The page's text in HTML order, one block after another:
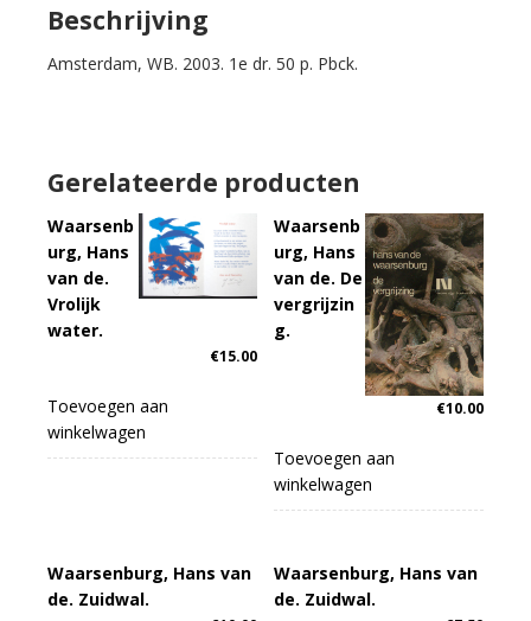
waren.
Beschrijving
Amsterdam, WB. 2003. 1e dr. 50 p. Pbck.
Gerelateerde producten
Waarsenb
urg, Hans
van de.
Vrolijk
water.
€15.00
Toevoegen aan
winkelwagen
Waarsenb
urg, Hans
van de. De
vergrijzin
g.
€10.00
Toevoegen aan
winkelwagen
Waarsenburg, Hans van
de. Zuidwal.
Waarsenburg, Hans van
de. Zuidwal.